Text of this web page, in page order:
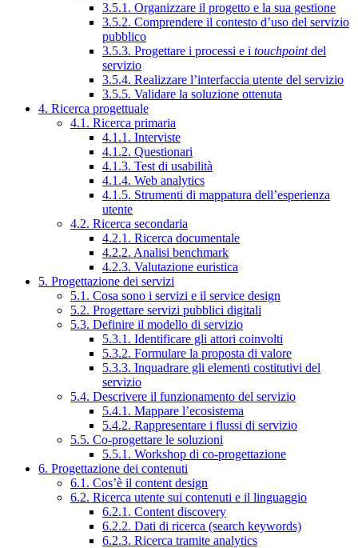
3.5.1. Organizzare il progetto e la sua gestione
3.5.2. Comprendere il contesto d’uso del servizio
pubblico
3.5.3. Progettare i processi e i touchpointdel
servizio
3.5.4. Realizzare l’interfaccia utente del servizio
3.5.5. Validare la soluzione ottenuta
4. Ricerca progettuale
4.1. Ricerca primaria
4.1.1. Interviste
4.1.2. Questionari
4.1.3. Test di usabilità
4.1.4. Web analytics
4.1.5. Strumenti di mappatura dell’esperienza
utente
4.2. Ricerca secondaria
4.2.1. Ricerca documentale
4.2.2. Analisi benchmark
4.2.3. Valutazione euristica
5. Progettazione dei servizi
5.1. Cosa sono i servizi e il service design
5.2. Progettare servizi pubblici digitali
5.3. Definire il modello di servizio
5.3.1. Identificare gli attori coinvolti
5.3.2. Formulare la proposta di valore
5.3.3. Inquadrare gli elementi costitutivi del
servizio
5.4. Descrivere il funzionamento del servizio
5.4.1. Mappare l’ecosistema
5.4.2. Rappresentare i flussi di servizio
5.5. Co-progettare le soluzioni
5.5.1. Workshop di co-progettazione
6. Progettazione dei contenuti
6.1. Cos’è il content design
6.2. Ricerca utente sui contenuti e il linguaggio
6.2.1. Content discovery
6.2.2. Dati di ricerca (search keywords)
6.2.3. Ricerca tramite analytics